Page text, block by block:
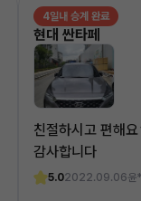
4일내 승계 완료
현대 싼타페
친절하시고 편해
감사합니다
5.02022.09.06윤